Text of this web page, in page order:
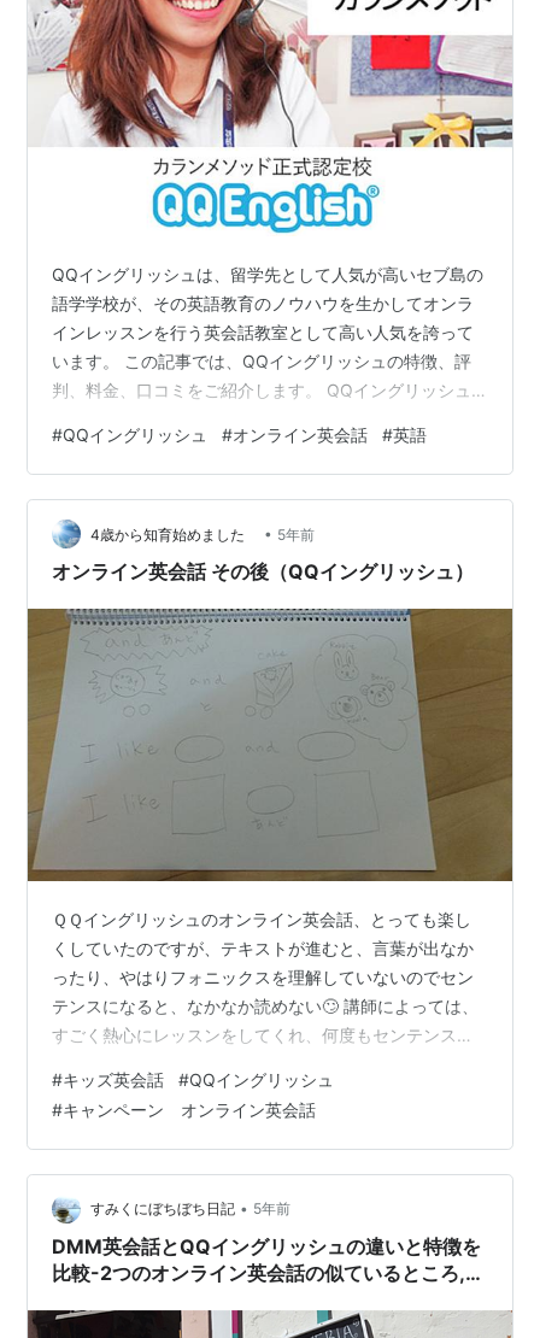
QQイングリッシュは、留学先として人気が高いセブ島の
語学学校が、その英語教育のノウハウを生かしてオンラ
インレッスンを行う英会話教室として高い人気を誇って
います。 この記事では、QQイングリッシュの特徴、評
判、料金、口コミをご紹介します。 QQイングリッシュ
長 TESOLを修了したプロ講師 語学学校経営で培ったノウ
ハウ カランメソッドを取り入れたクラスも Global
Business Skills でビジネス英会話 日本人による無料サポ
ート QQ English 料金体系（税込み） QQイングリッシュ
の口コミと感想 T…
#QQイングリッシュ #オンライン英会話 #英語
4歳から知育始めました • 5年前
オンライン英会話 その後（QQイングリッシュ）
ＱＱイングリッシュのオンライン英会話、とっても楽し
くしていたのですが、テキストが進むと、言葉が出なか
ったり、やはりフォニックスを理解していないのでセン
テンスになると、なかなか読めない🙄 講師によっては、
すごく熱心にレッスンをしてくれ、何度もセンテンスの
ンしてくれてありがたいのですが、娘にとっては楽しく
ないのか 「もうやりたくない」と言い始めました。 その
まま続けて英語嫌いになると困るので、とりあえず休会
しました。 そして、その間は私がフォニックスを中心に
おうち英語を行いました。 オンラインではライティング
がほとんどないので、おうちではアルファ…
#キッズ英会話 #QQイングリッシュ
#キャンペーン オンライン英会話
すみくにぼちぼち日記 • 5年前
DMM英会話とQQイングリッシュの違いと特徴を
比較-2つのオンライン英会話の似ているところ,